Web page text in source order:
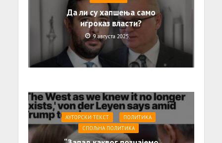
Да ли су хапшења само
игроказ власти?
9. августа 2025.
АУТОРСКИ ТЕКСТ
ПОЛИТИКА
СПОЉНА ПОЛИТИКА